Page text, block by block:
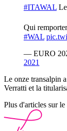
#ITAWAL
Qui
#WAL
— EURO
2021
Le onze transalpin
Verratti et la
Plus d'articles sur le